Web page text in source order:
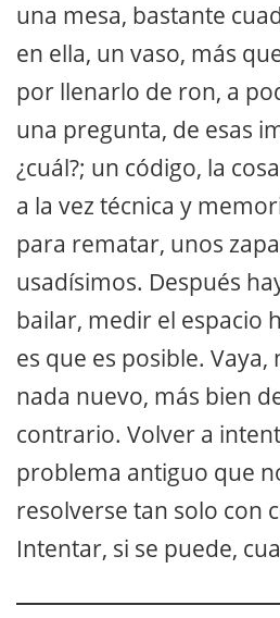
una mesa, bastante
en ella, un vaso, más
por llenarlo de ron, a
una pregunta, de esas
¿cuál?; un código, la
a la vez técnica y
para rematar, unos
usadísimos. Después
bailar, medir el espacio
es que es posible.
nada nuevo, más bien
contrario. Volver a
problema antiguo que
resolverse tan solo con
Intentar, si se puede,